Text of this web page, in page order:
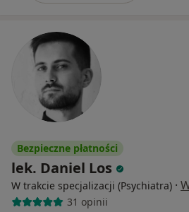
Bezpieczne płatności
lek. Daniel Los
W trakcie specjalizacji (Psychiatra) ·
31 opinii